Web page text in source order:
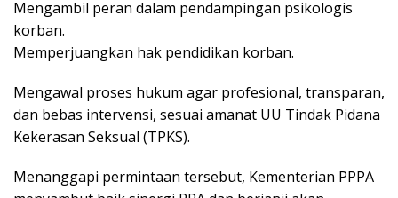
​Mengambil peran dalam pendampingan psikologis
korban.
​Memperjuangkan hak pendidikan korban.
​Mengawal proses hukum agar profesional, transparan,
dan bebas intervensi, sesuai amanat UU Tindak Pidana
Kekerasan Seksual (TPKS).
​Menanggapi permintaan tersebut, Kementerian PPPA